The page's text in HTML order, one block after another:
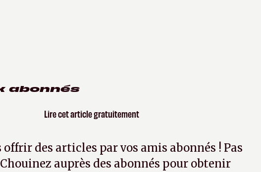
abonnés
Lire cet article gratuitement
offrir des articles par vos amis abonnés ! Pas
auprès des abonnés pour obtenir